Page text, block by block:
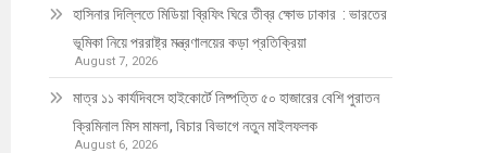
হাসিনার দিল্লিতে মিডিয়া ব্রিফিং ঘিরে তীব্র ক্ষোভ ঢাকার : ভারতের
ভূমিকা নিয়ে পররাষ্ট্র মন্ত্রণালয়ের কড়া প্রতিক্রিয়া
August 7, 2026
মাত্র ১১ কার্যদিবসে হাইকোর্টে নিষ্পত্তি ৫০ হাজারের বেশি পুরাতন
ক্রিমিনাল মিস মামলা, বিচার বিভাগে নতুন মাইলফলক
August 6, 2026